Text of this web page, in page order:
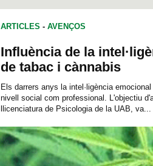
ARTICLES - AVENÇOS
Influència de la
de tabac i cànnabis
Els darrers anys la intel·ligència
nivell social com professional. L'objectiu
llicenciatura de Psicologia de la UAB, va...